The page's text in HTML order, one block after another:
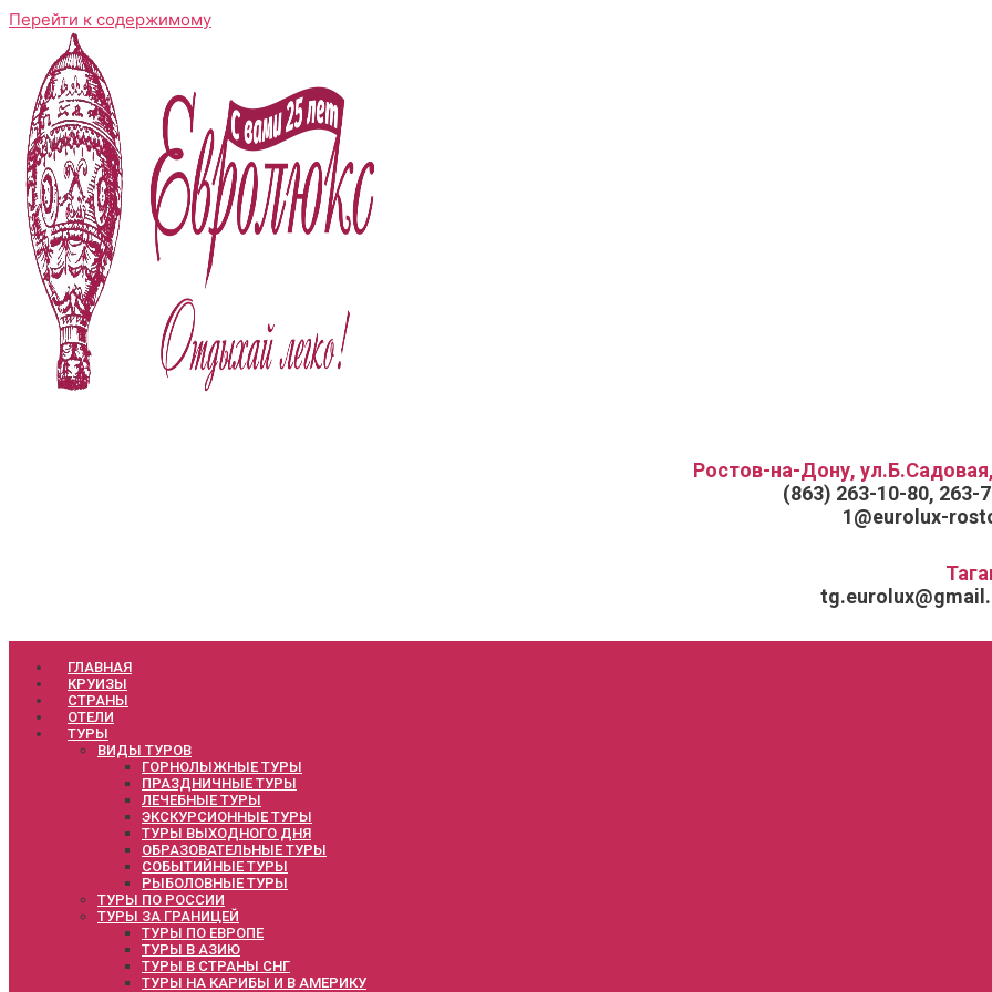
Перейти к содержимому
Ростов-на-Дону,
(863) 263-10-80, 263-
1@eurolux-
ГЛАВНАЯ
КРУИЗЫ
СТРАНЫ
ОТЕЛИ
ТУРЫ
ВИДЫ ТУРОВ
ГОРНОЛЫЖНЫЕ ТУРЫ
ПРАЗДНИЧНЫЕ ТУРЫ
ЛЕЧЕБНЫЕ ТУРЫ
ЭКСКУРСИОННЫЕ ТУРЫ
ТУРЫ ВЫХОДНОГО ДНЯ
ОБРАЗОВАТЕЛЬНЫЕ ТУРЫ
СОБЫТИЙНЫЕ ТУРЫ
РЫБОЛОВНЫЕ ТУРЫ
ТУРЫ ПО РОССИИ
ТУРЫ ЗА ГРАНИЦЕЙ
ТУРЫ ПО ЕВРОПЕ
ТУРЫ В АЗИЮ
ТУРЫ В СТРАНЫ СНГ
ТУРЫ НА КАРИБЫ И В АМЕРИКУ